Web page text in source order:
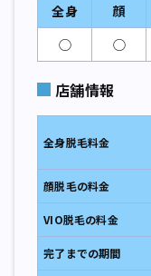
全身 顔
◯
◯
店舗情報
全身脱毛料金
顔脱毛の料金
VIO脱毛の料金
完了までの期間